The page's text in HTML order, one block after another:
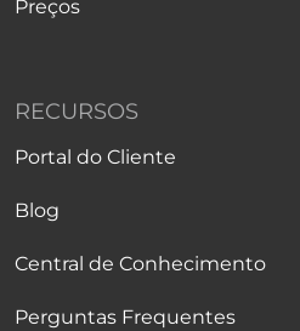
Preços
RECURSOS
Portal do Cliente
Blog
Central de Conhecimento
Perguntas Frequentes